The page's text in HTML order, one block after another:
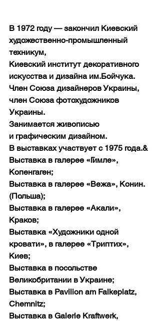
В 1972 году — закончил Киевский
художественно-промышленный
техникум,
Киевский институт декоративного
искусства и дизайна им.Бойчука.
Член Союза дизайнеров Украины,
член Союза фотохудожников
Украины.
Занимается живописью
и графическим дизайном.
В выставках участвует с 1975 года.&
Выставка в галерее «Гимле»,
Копенгаген;
Выставка в галерее «Вежа», Конин.
(Польша);
Выставка в галерее «Акали»,
Краков;
Выставка «Художники одной
кровати», в галерее «Триптих»,
Киев;
Выставка в посольстве
Великобритании в Украине;
Выставка в Pavilion am Falkeplatz,
Chemnitz;
Выставка в Galerie Kraftwerk,